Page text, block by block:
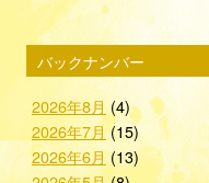
バックナンバー
2026年8月 (4)
2026年7月(15)
2026年6月(13)